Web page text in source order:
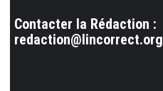
Contacter la Rédaction :
redaction@lincorrect.org